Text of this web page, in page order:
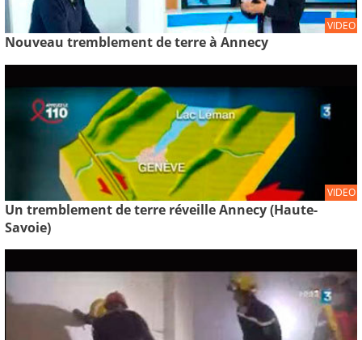
VIDEO
Nouveau tremblement de terre à Annecy
VIDEO
Un tremblement de terre réveille Annecy (Haute-
Savoie)